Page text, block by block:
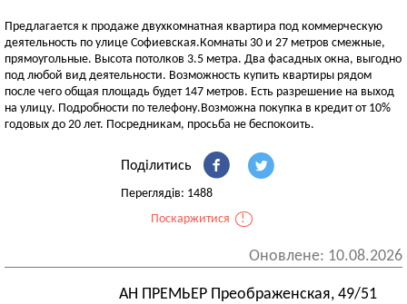
Предлагается к продаже двухкомнатная квартира под коммерческую
деятельность по улице Софиевская.Комнаты 30 и 27 метров смежные,
прямоугольные. Высота потолков 3.5 метра. Два фасадных окна, выгодно
под любой вид деятельности. Возможность купить квартиры рядом
после чего общая площадь будет 147 метров. Есть разрешение на выход
на улицу. Подробности по телефону.Возможна покупка в кредит от 10%
годовых до 20 лет. Посредникам, просьба не беспокоить.
Поділитись
Переглядів: 1488
Поскаржитися
!
Оновлене: 10.08.2026
АН ПРЕМЬЕР Преображенская, 49/51